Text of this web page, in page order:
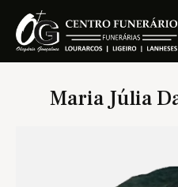
Maria Júlia